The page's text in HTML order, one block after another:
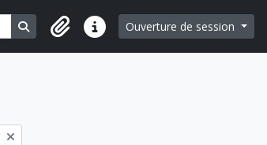
Search in browse page
Liens rapidesOuverture de session